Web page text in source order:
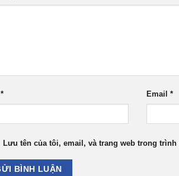
* Email*
Lưu tên của tôi, email, và trang web trong